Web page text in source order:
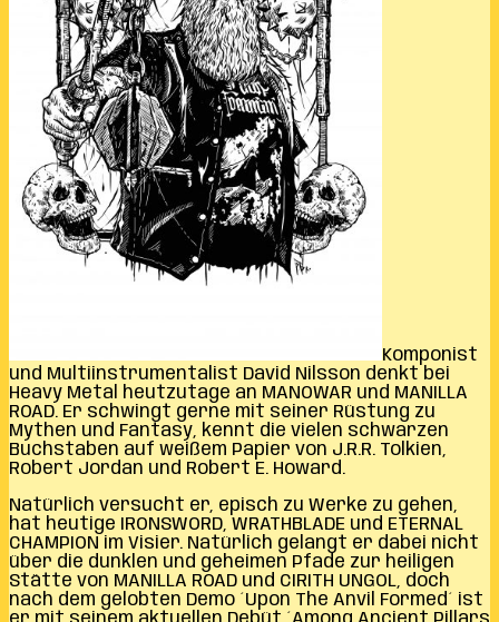
Komponist
und Multiinstrumentalist David Nilsson denkt bei
Heavy Metal heutzutage an MANOWAR und MANILLA
ROAD. Er schwingt gerne mit seiner Rüstung zu
Mythen und Fantasy, kennt die vielen schwarzen
Buchstaben auf weißem Papier von J.R.R. Tolkien,
Robert Jordan und Robert E. Howard.
Natürlich versucht er, episch zu Werke zu gehen,
hat heutige IRONSWORD, WRATHBLADE und ETERNAL
CHAMPION im Visier. Natürlich gelangt er dabei nicht
über die dunklen und geheimen Pfade zur heiligen
Stätte von MANILLA ROAD und CIRITH UNGOL, doch
nach dem gelobten Demo ´Upon The Anvil Formed´ ist